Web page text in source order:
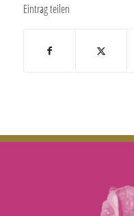
Eintrag teilen